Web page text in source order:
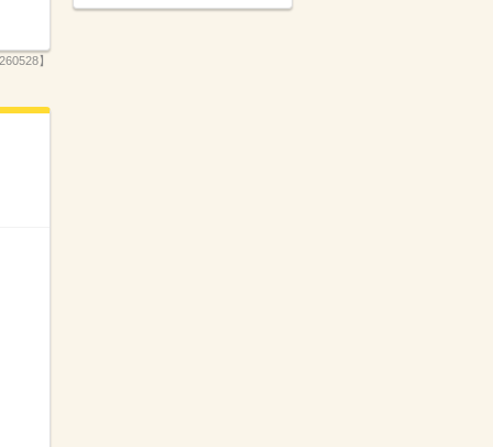
】